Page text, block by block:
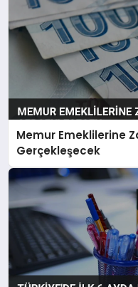
Memur Emeklilerine
Gerçekleşecek